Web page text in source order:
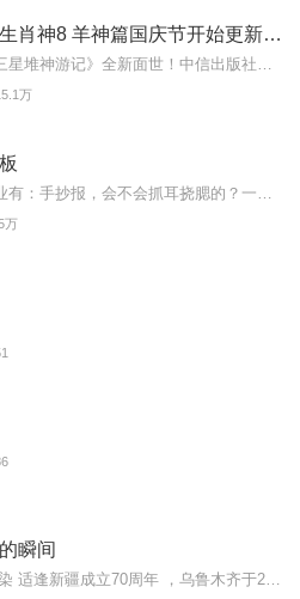
小猪屏蓬十二生肖神8 羊神篇国庆节开始更新啦！
万
万
瞬间